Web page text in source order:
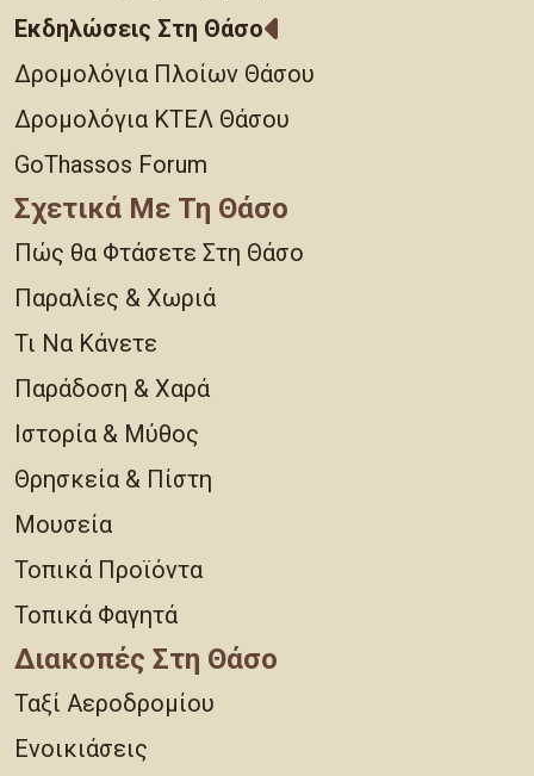
Εκδηλώσεις Στη Θάσο
Δρομολόγια Πλοίων Θάσου
Δρομολόγια ΚΤΕΛ Θάσου
GoThassos Forum
Σχετικά Με Τη Θάσο
Πώς θα Φτάσετε Στη Θάσο
Παραλίες & Χωριά
Τι Να Κάνετε
Παράδοση & Χαρά
Ιστορία & Μύθος
Θρησκεία & Πίστη
Μουσεία
Τοπικά Προϊόντα
Τοπικά Φαγητά
Διακοπές Στη Θάσο
Ταξί Αεροδρομίου
Ενοικιάσεις